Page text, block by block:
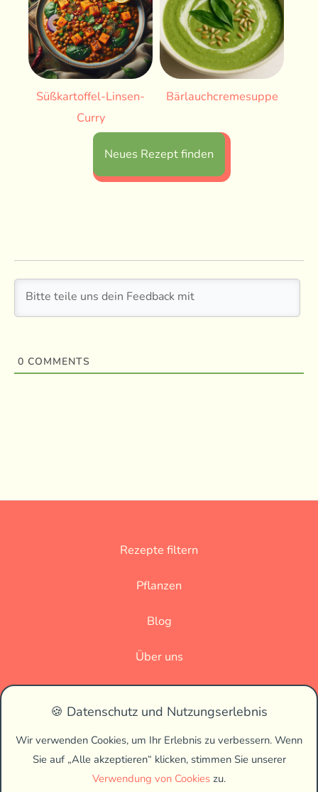
🍪 Datenschutz und Nutzungserlebnis
Wir verwenden Cookies, um Ihr Erlebnis zu verbessern. Wenn
Sie auf „Alle akzeptieren“ klicken, stimmen Sie unserer
Verwendung von Cookies zu.
Süßkartoffel-Linsen-
Curry
Bärlauchcremesuppe
Neues Rezept finden
0 COMMENTS
Rezepte filtern
Pflanzen
Blog
Über uns